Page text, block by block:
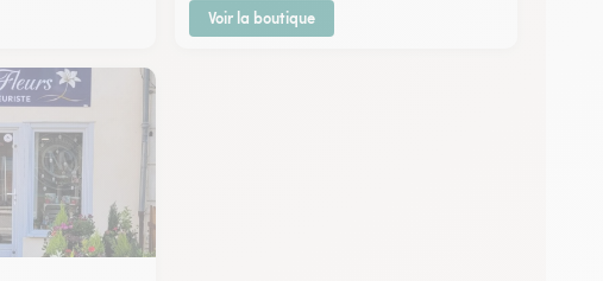
Voir la boutique